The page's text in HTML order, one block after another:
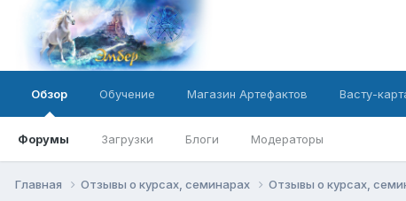
Обзор
Форумы Загрузки Блоги Модераторы
Обучение Магазин Артефактов Васту-
Главная Отзывы о курсах, семинарах Отзывы о курсах,